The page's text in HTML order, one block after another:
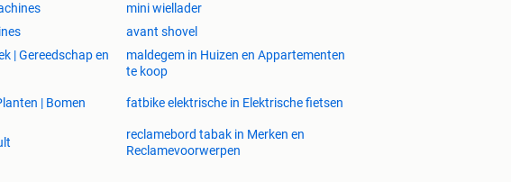
mini wiellader
avant shovel
| Gereedschap en
maldegem in Huizen en Appartementen
te koop
| Bomen fatbike elektrische in Elektrische fietsen
reclamebord tabak in Merken en
Reclamevoorwerpen